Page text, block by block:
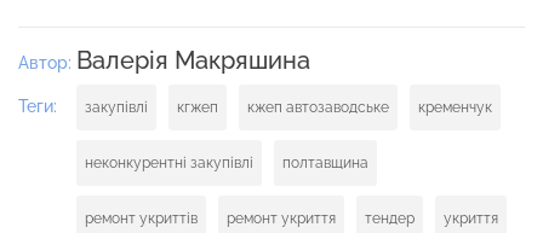
Автор: Валерія Макряшина
Теги: закупівлі кгжеп кжеп автозаводське кременчук
неконкурентні закупівлі полтавщина
ремонт укриттів ремонт укриття тендер укриття